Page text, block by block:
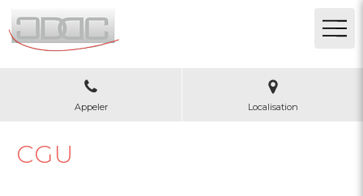
Appeler Localisation
CGU